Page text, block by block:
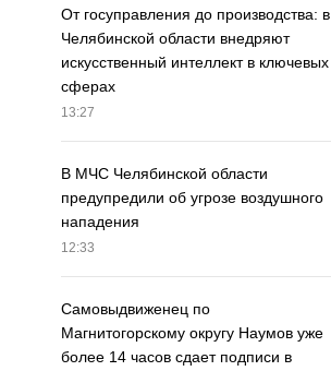
От госуправления до производства: в
Челябинской области внедряют
искусственный интеллект в ключевых
сферах
13:27
В МЧС Челябинской области
предупредили об угрозе воздушного
нападения
12:33
Самовыдвиженец по
Магнитогорскому округу Наумов уже
более 14 часов сдает подписи в